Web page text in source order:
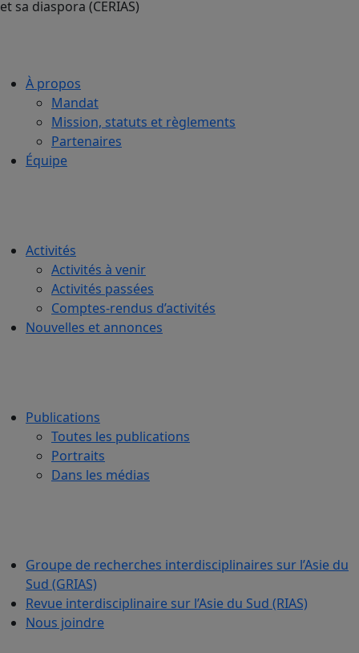
À propos
Mandat
Mission, statuts et règlements
Partenaires
Équipe
Activités
Activités à venir
Activités passées
Comptes-rendus d’activités
Nouvelles et annonces
Publications
Toutes les publications
Portraits
Dans les médias
Groupe de recherches interdisciplinaires sur l’Asie du
Sud (GRIAS)
Revue interdisciplinaire sur l’Asie du Sud (RIAS)
Nous joindre